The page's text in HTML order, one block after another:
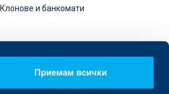
Приемам всички
Клонове и банкомати